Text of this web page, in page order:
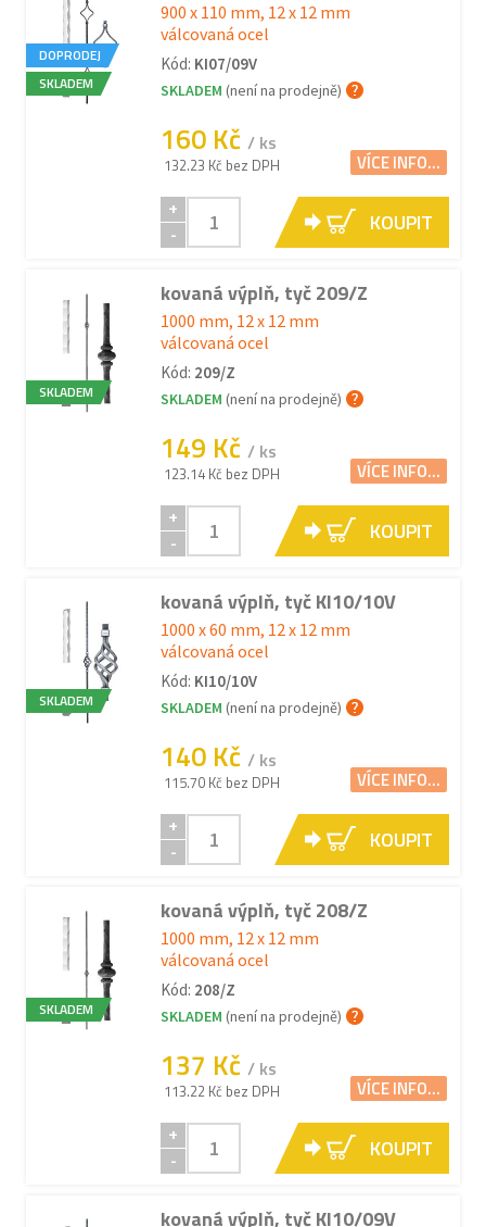
DOPRODEJ
SKLADEM
900 x 110 mm, 12 x 12 mm
válcovaná ocel
Kód: KI07/09V
SKLADEM (není na prodejně)
160 Kč / ks
132.23 Kč bez DPH VÍCE INFO...
+
-
KOUPIT
SKLADEM
kovaná výplň, tyč 209/Z
1000 mm, 12 x 12 mm
válcovaná ocel
Kód: 209/Z
SKLADEM (není na prodejně)
149 Kč / ks
123.14 Kč bez DPH VÍCE INFO...
+
-
KOUPIT
SKLADEM
kovaná výplň, tyč KI10/10V
1000 x 60 mm, 12 x 12 mm
válcovaná ocel
Kód: KI10/10V
SKLADEM (není na prodejně)
140 Kč / ks
115.70 Kč bez DPH VÍCE INFO...
+
-
KOUPIT
SKLADEM
kovaná výplň, tyč 208/Z
1000 mm, 12 x 12 mm
válcovaná ocel
Kód: 208/Z
SKLADEM (není na prodejně)
137 Kč / ks
113.22 Kč bez DPH VÍCE INFO...
+
-
KOUPIT
kovaná výplň, tyč KI10/09V